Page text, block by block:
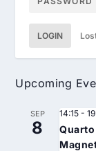
LOGIN
Upcoming
SEP
8
14:15 -